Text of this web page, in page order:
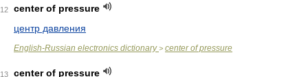
12
center of pressure
центр давления
English-Russian electronics dictionary> center of pressure
13 center of pressure